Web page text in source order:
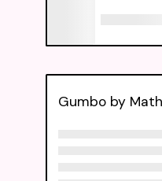
Gumbo by